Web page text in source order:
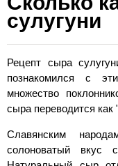
сулугуни
Рецепт сыра
познакомился с
множество
сыра переводится
Славянским
солоноватый вкус